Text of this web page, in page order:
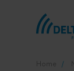
Home